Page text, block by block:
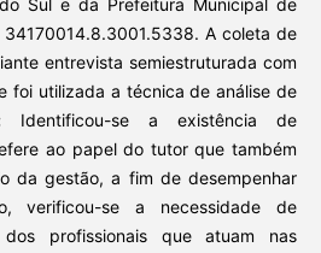
Sul e da Prefeitura Municipal de
34170014.8.3001.5338. A coleta de
entrevista semiestruturada com
foi utilizada a técnica de análise de
Identificou-se a existência de
ao papel do tutor que também
da gestão, a fim de desempenhar
verificou-se a necessidade de
dos profissionais que atuam nas